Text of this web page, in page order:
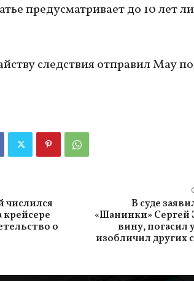
предусматривает до 10 лет
следствия отправил Мау
числился
о
В суде
«Шанинки» Сергей
вину, погасил
изобличил других